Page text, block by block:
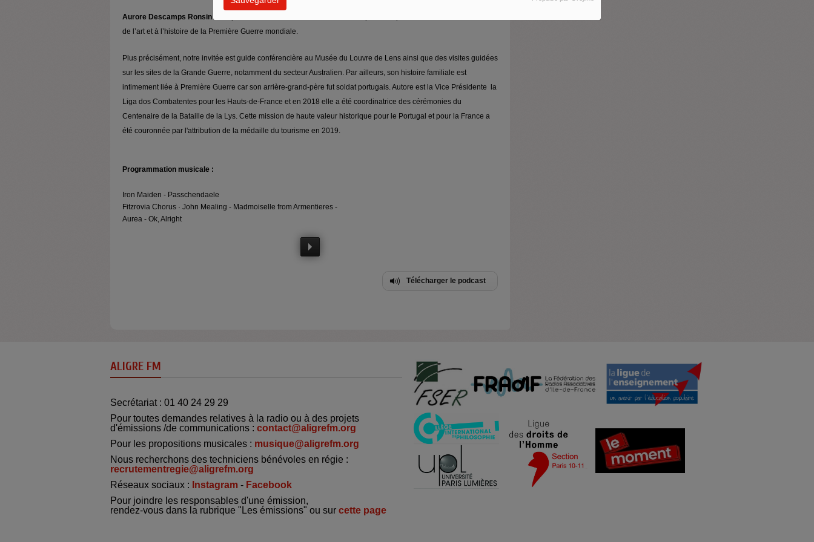
Aurore Descamps Ronsinest diplômée de L’Ecole du Louvre et tout son parcours professionnel est lié à l'histoire
de l’art et à l’histoire de la Première Guerre mondiale.
Plus précisément, notre invitée est guide conférencière au Musée du Louvre de Lens ainsi que des visites guidées
sur les sites de la Grande Guerre, notamment du secteur Australien. Par ailleurs, son histoire familiale est
intimement liée à Première Guerre car son arrière-grand-père fut soldat portugais. Autore est la Vice Présidente la
Liga dos Combatentes pour les Hauts-de-France et en 2018 elle a été coordinatrice des cérémonies du
Centenaire de la Bataille de la Lys. Cette mission de haute valeur historique pour le Portugal et pour la France a
été couronnée par l'attribution de la médaille du tourisme en 2019.
Programmation musicale :
Iron Maiden - Passchendaele
Fitzrovia Chorus · John Mealing - Madmoiselle from Armentieres -
Aurea - Ok, Alright
Télécharger le podcast
ALIGRE FM
Secrétariat : 01 40 24 29 29
Pour toutes demandes relatives à la radio ou à des projets
d'émissions /de communications : contact@aligrefm.org
Pour les propositions musicales : musique@aligrefm.org
Nous recherchons des techniciens bénévoles en régie :
recrutementregie@aligrefm.org
Réseaux sociaux : Instagram - Facebook
Pour joindre les responsables d'une émission,
rendez-vous dans la rubrique "Les émissions" ou sur cette page